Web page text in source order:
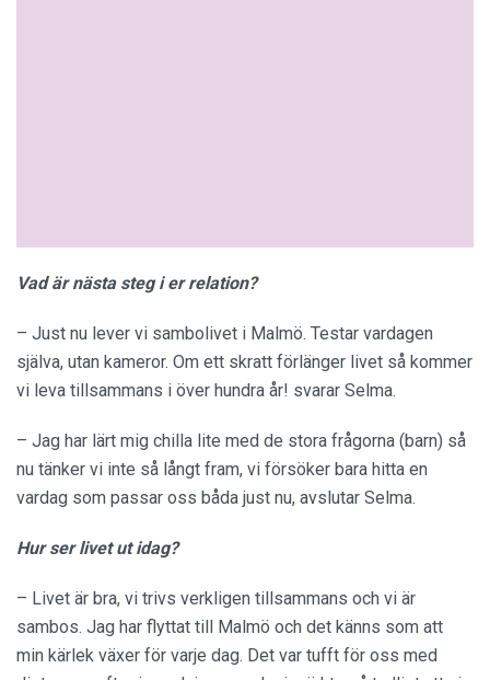
Vad är nästa steg i er relation?
– Just nu lever vi sambolivet i Malmö. Testar vardagen
själva, utan kameror. Om ett skratt förlänger livet så kommer
vi leva tillsammans i över hundra år! svarar Selma.
– Jag har lärt mig chilla lite med de stora frågorna (barn) så
nu tänker vi inte så långt fram, vi försöker bara hitta en
vardag som passar oss båda just nu, avslutar Selma.
Hur ser livet ut idag?
– Livet är bra, vi trivs verkligen tillsammans och vi är
sambos. Jag har flyttat till Malmö och det känns som att
min kärlek växer för varje dag. Det var tufft för oss med